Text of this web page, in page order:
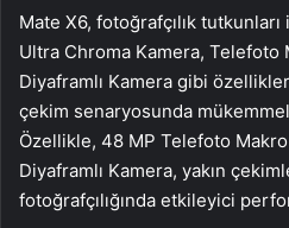
Mate X6, fotoğrafçılık
Ultra Chroma Kamera, Telefoto
Diyaframlı Kamera gibi
çekim senaryosunda
Özellikle, 48 MP Telefoto
Diyaframlı Kamera, yakın
fotoğrafçılığında etkileyici